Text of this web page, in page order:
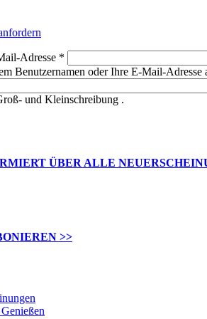
Adresse *
Benutzernamen oder Ihre E-Mail-Adresse
und Kleinschreibung .
ÜBER ALLE
>>